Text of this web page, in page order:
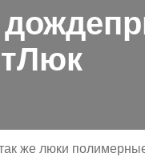
же люки